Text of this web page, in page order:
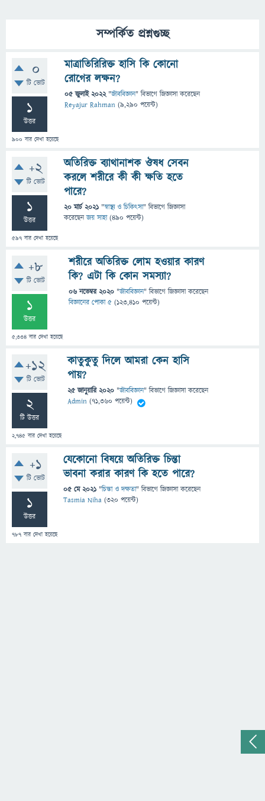
সম্পর্কিত প্রশ্নগুচ্ছ
0
টি ভোট
1
উত্তর
900 বার দেখা হয়েছে
মাত্রাতিরিরিক্ত হাসি কি কোনো
রোগের লক্ষন?
05 জুলাই 2022 "জীববিজ্ঞান" বিভাগে জিজ্ঞাসাকরেছেন
Reyajur Rahman (9,290 পয়েন্ট)
+2
টি ভোট
1
উত্তর
597 বার দেখা হয়েছে
অতিরিক্ত ব্যাথানাশক ঔষধ সেবন
করলে শরীরে কী কী ক্ষতি হতে
পারে?
20 মার্চ 2021 "স্বাস্থ্য ও চিকিৎসা" বিভাগে জিজ্ঞাসা
করেছেনজয় সাহা (490 পয়েন্ট)
+8
টি ভোট
1
উত্তর
5,334 বার দেখা হয়েছে
শরীরে অতিরিক্ত লোম হওয়ার কারণ
কি? এটা কি কোন সমস্যা?
06 নভেম্বর 2020 "জীববিজ্ঞান" বিভাগে জিজ্ঞাসাকরেছেন
বিজ্ঞানের পোকা ৫ (123,410 পয়েন্ট)
+12
টি ভোট
2
টি উত্তর
2,745 বার দেখা হয়েছে
কাতুকুতু দিলে আমরা কেন হাসি
পায়?
25 জানুয়ারি 2020 "জীববিজ্ঞান" বিভাগে জিজ্ঞাসাকরেছেন
Admin (71,360 পয়েন্ট)
+1
টি ভোট
1
উত্তর
787 বার দেখা হয়েছে
যেকোনো বিষয়ে অতিরিক্ত চিন্তা
ভাবনা করার কারণ কি হতে পারে?
05 মে 2021 "চিন্তা ও দক্ষতা" বিভাগে জিজ্ঞাসাকরেছেন
Tasmia Niha (320 পয়েন্ট)